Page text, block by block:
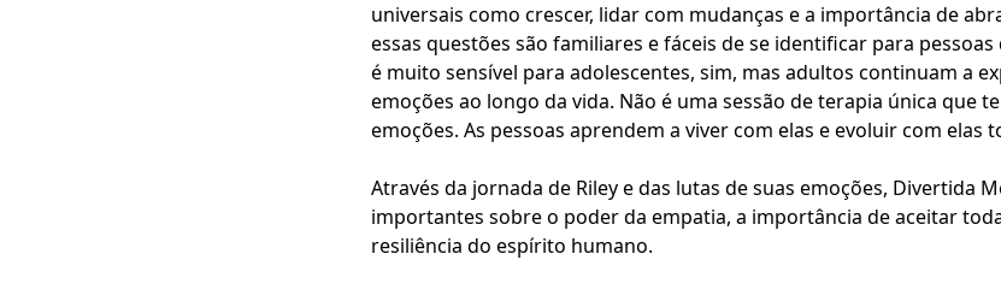
universais como crescer, lidar com mudanças e a importância de
essas questões são familiares e fáceis de se identificar para
é muito sensível para adolescentes, sim, mas adultos continuam a
emoções ao longo da vida. Não é uma sessão de terapia única que
emoções. As pessoas aprendem a viver com elas e evoluir com elas
Através da jornada de Riley e das lutas de suas emoções, Divertida
importantes sobre o poder da empatia, a importância de aceitar
resiliência do espírito humano.